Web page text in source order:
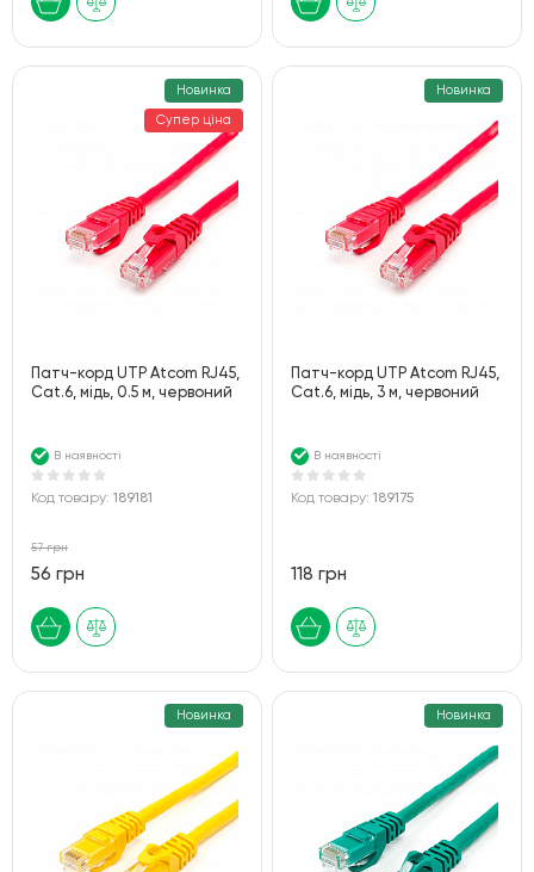
Новинка
Супер ціна
Патч-корд UTP Atcom RJ45,
Cat.6, мідь, 0.5 м, червоний
В наявності
Код товару: 189181
57 грн
56 грн
Новинка
Патч-корд UTP Atcom RJ45,
Cat.6, мідь, 3 м, червоний
В наявності
Код товару:189175
118 грн
Новинка Новинка